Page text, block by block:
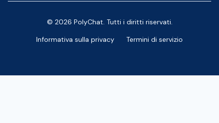
© 2026 PolyChat. Tutti i diritti riservati.
Informativa sulla privacy
Termini di servizio